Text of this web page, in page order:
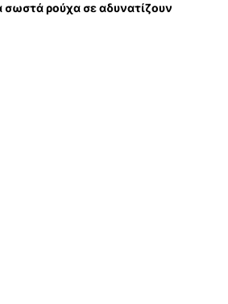
σωστά ρούχα σε αδυνατίζουν